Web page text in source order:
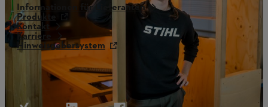
Informationen für Lieferanten
Produkte
Kontakt
Karriere
Hinweisgebersystem